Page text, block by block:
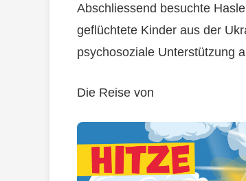
Abschliessend besuchte
geflüchtete Kinder aus der
psychosoziale Unterstützung
Die Reise von